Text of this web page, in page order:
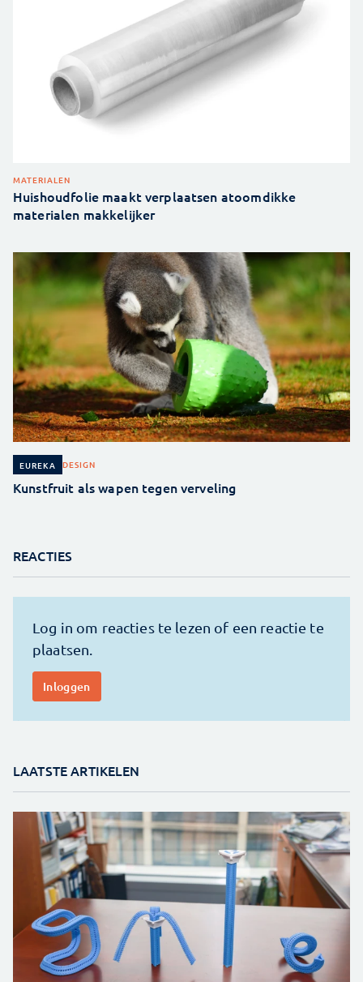
MATERIALEN
Huishoudfolie maakt verplaatsen atoomdikke
materialen makkelijker
EUREKA DESIGN
Kunstfruit als wapen tegen verveling
REACTIES
LAATSTE ARTIKELEN